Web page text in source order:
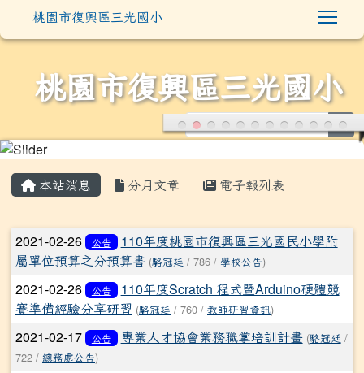
桃園市復興區三光國小
桃園市復興區三光國小
本站消息 分月文章 電子報列表
文章列表
2021-02-26 公告
110年度桃園市復興區三光國民小學附
屬單位預算之分預算書 (駱冠廷 / 786 / 學校公告)
2021-02-26 公告
110年度Scratch 程式暨Arduino硬體競
賽準備經驗分享研習 (駱冠廷 / 760 / 教師研習資訊)
2021-02-17 公告 專業人才協會業務職掌培訓計畫 (駱冠廷 /
722 / 總務處公告)